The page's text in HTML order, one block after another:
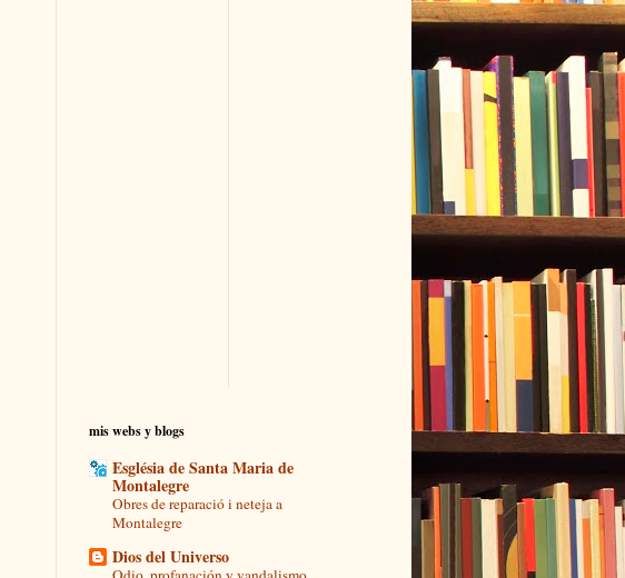
mis webs y blogs
Església de Santa Maria de
Montalegre
Obres de reparació i neteja a
Montalegre
Dios del Universo